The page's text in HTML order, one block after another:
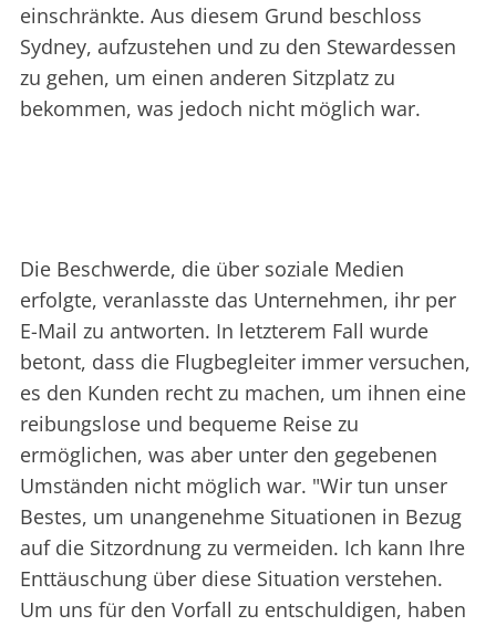
einschränkte. Aus diesem Grund beschloss
Sydney, aufzustehen und zu den Stewardessen
zu gehen, um einen anderen Sitzplatz zu
bekommen, was jedoch nicht möglich war.
Die Beschwerde, die über soziale Medien
erfolgte, veranlasste das Unternehmen, ihr per
E-Mail zu antworten. In letzterem Fall wurde
betont, dass die Flugbegleiter immer versuchen,
es den Kunden recht zu machen, um ihnen eine
reibungslose und bequeme Reise zu
ermöglichen, was aber unter den gegebenen
Umständen nicht möglich war. "Wir tun unser
Bestes, um unangenehme Situationen in Bezug
auf die Sitzordnung zu vermeiden. Ich kann Ihre
Enttäuschung über diese Situation verstehen.
Um uns für den Vorfall zu entschuldigen, haben